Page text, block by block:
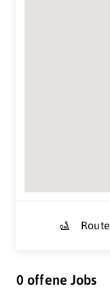
Route
0 offene Jobs